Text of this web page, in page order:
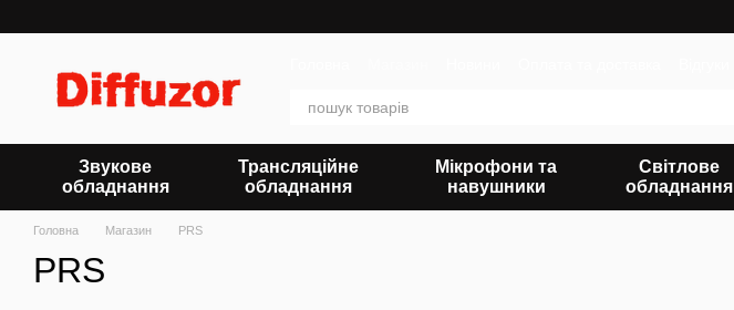
Звукове
обладнання
Трансляційне
обладнання
Мікрофони та
навушники
Світлове
обладнання
Головна Магазин PRS
PRS